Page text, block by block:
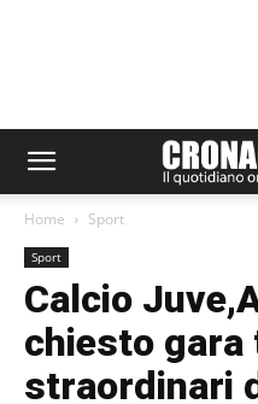
Home Sport
Sport
Calcio
chiesto gara
straordinari